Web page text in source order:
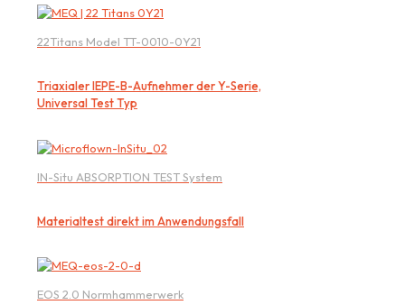
22Titans Model TT-0010-0Y21
Triaxialer IEPE-B-Aufnehmer der Y-Serie,
Universal Test Typ
IN-Situ ABSORPTION TEST System
Materialtest direkt im Anwendungsfall
EOS 2.0 Normhammerwerk